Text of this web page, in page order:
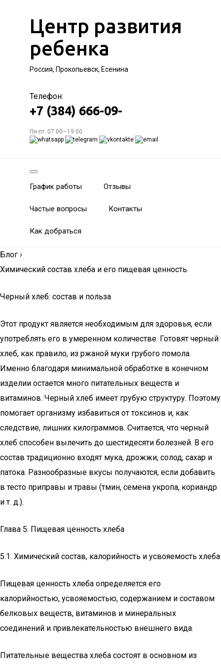
Центр развития
ребенка
Россия, Прокопьевск, Есенина
Телефон:
+7 (384) 666-09-
Пн-пт: 07:00—19:00
График работы Отзывы
Частые вопросы Контакты
Как добраться
Блог ›
Химический состав хлеба и его пищевая ценность.
Черный хлеб: состав и польза
Этот продукт является необходимым для здоровья, если
употреблять его в умеренном количестве. Готовят черный
хлеб, как правило, из ржаной муки грубого помола.
Именно благодаря минимальной обработке в конечном
изделии остается много питательных веществ и
витаминов. Черный хлеб имеет грубую структуру. Поэтому
помогает организму избавиться от токсинов и, как
следствие, лишних килограммов. Считается, что черный
хлеб способен вылечить до шестидесяти болезней. В его
состав традиционно входят мука, дрожжи, солод, сахар и
патока. Разнообразные вкусы получаются, если добавить
в тесто приправы и травы (тмин, семена укропа, кориандр
и т. д.).
Глава 5. Пищевая ценность хлеба
5.1. Химический состав, калорийность и усвояемость хлеба
Пищевая ценность хлеба определяется его
калорийностью, усвояемостью, содержани­ем и составом
белковых веществ, витаминов и минеральных
соединений и привлека­тельностью внешнего вида.
Питательные вещества хлеба состоят в основном из